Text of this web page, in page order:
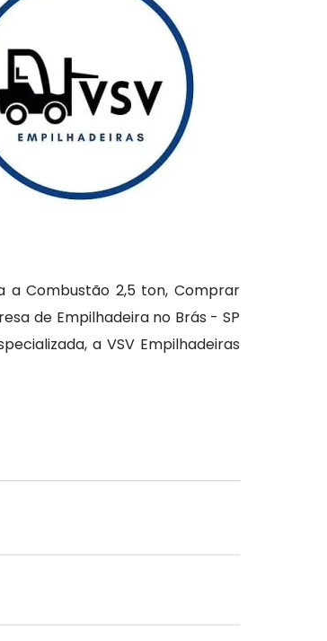
a Combustão 2,5 ton, Comprar
de Empilhadeira no Brás - SP
a VSV Empilhadeiras